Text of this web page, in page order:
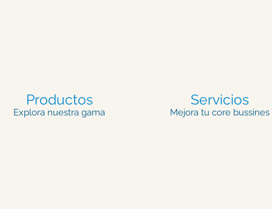
Productos
Explora nuestra gama
Servicios
Mejora tu core bussines